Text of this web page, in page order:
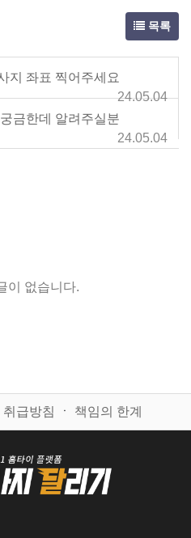
목록
지 좌표 찍어주세요
24.05.04
금한데 알려주실분
24.05.04
이 없습니다.
급방침 ㆍ 책임의 한계